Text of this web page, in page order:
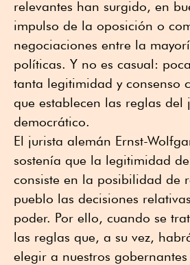
relevantes han surgido, en
impulso de la oposición o
negociaciones entre la
políticas. Y no es casual:
tanta legitimidad y consenso
que establecen las reglas del
democrático.
El jurista alemán Ernst-
sostenía que la legitimidad
consiste en la posibilidad de
pueblo las decisiones
poder. Por ello, cuando se
las reglas que, a su vez,
elegir a nuestros